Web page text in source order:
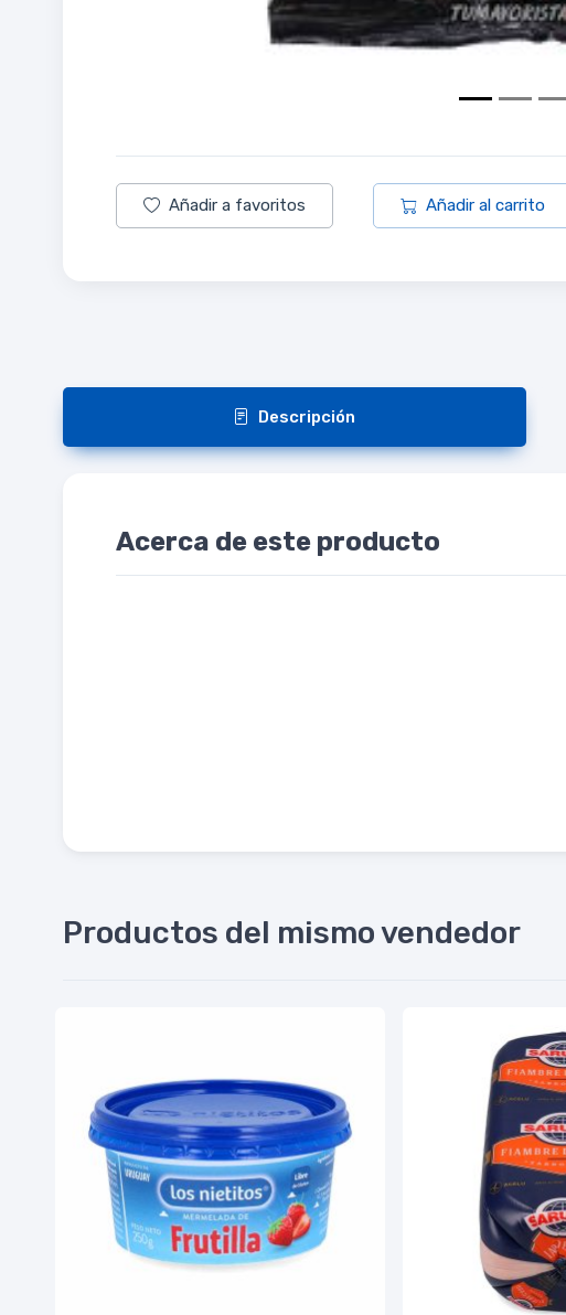
Añadir a favoritos Añadir al carrito
Descripción
Acerca de este producto
Productos del mismo vendedor